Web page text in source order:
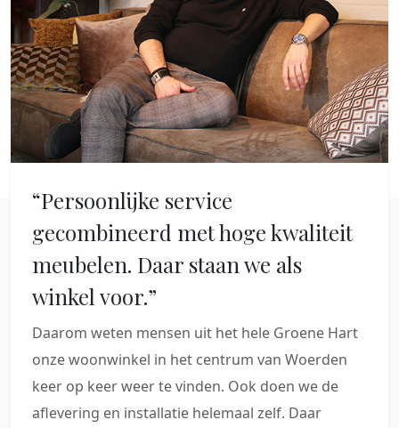
“Persoonlijke service
gecombineerd met hoge kwaliteit
meubelen. Daar staan we als
winkel voor.”
Daarom weten mensen uit het hele Groene Hart
onze woonwinkel in het centrum van Woerden
keer op keer weer te vinden. Ook doen we de
aflevering en installatie helemaal zelf. Daar